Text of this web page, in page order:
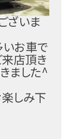
ざいま
お車で
来店頂き
ました^
しみ下